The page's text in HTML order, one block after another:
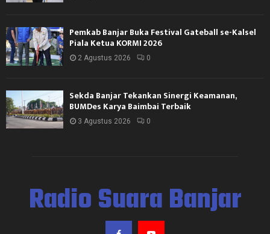
Pemkab Banjar Buka Festival Gateball se-Kalsel
Piala Ketua KORMI 2026
2 Agustus 2026 0
Sekda Banjar Tekankan Sinergi Keamanan,
BUMDes Karya Baimbai Terbaik
3 Agustus 2026 0
Radio Suara Banjar